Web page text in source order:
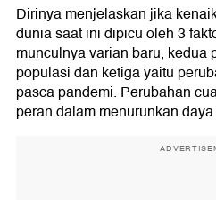
Dirinya menjelaskan jika
dunia saat ini dipicu oleh 3
munculnya varian baru, kedua
populasi dan ketiga yaitu
pasca pandemi. Perubahan
peran dalam menurunkan